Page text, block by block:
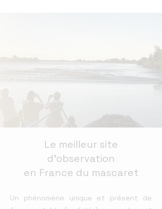
Le meilleur site
d'observation
en France du mascaret
Un phénomène unique et présent de